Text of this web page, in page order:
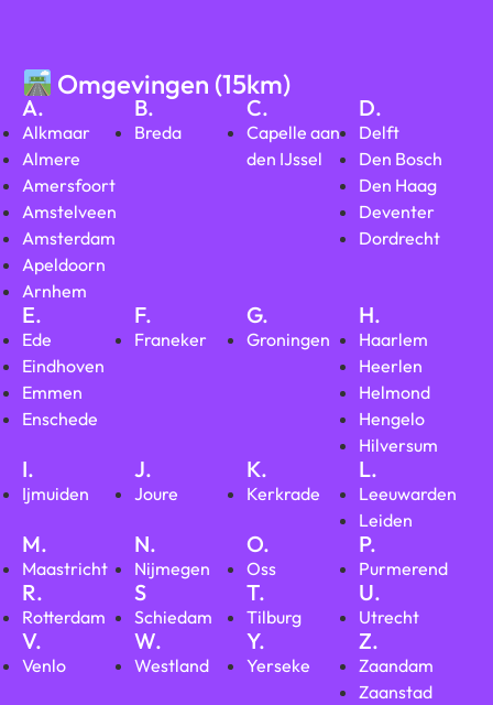
Omgevingen (15km)
A.
Alkmaar
Almere
Amersfoort
Amstelveen
Amsterdam
Apeldoorn
Arnhem
B.
Breda
C.
Capelle aan
den IJssel
D.
Delft
Den Bosch
Den Haag
Deventer
Dordrecht
E.
Ede
Eindhoven
Emmen
Enschede
F.
Franeker
G.
Groningen
H.
Haarlem
Heerlen
Helmond
Hengelo
Hilversum
I.
Ijmuiden
J.
Joure
K.
Kerkrade
L.
Leeuwarden
Leiden
M.
Maastricht
N.
Nijmegen
O.
Oss
P.
Purmerend
R.
Rotterdam
S
Schiedam
T.
Tilburg
U.
Utrecht
V.
Venlo
W.
Westland
Y.
Yerseke
Z.
Zaandam
Zaanstad